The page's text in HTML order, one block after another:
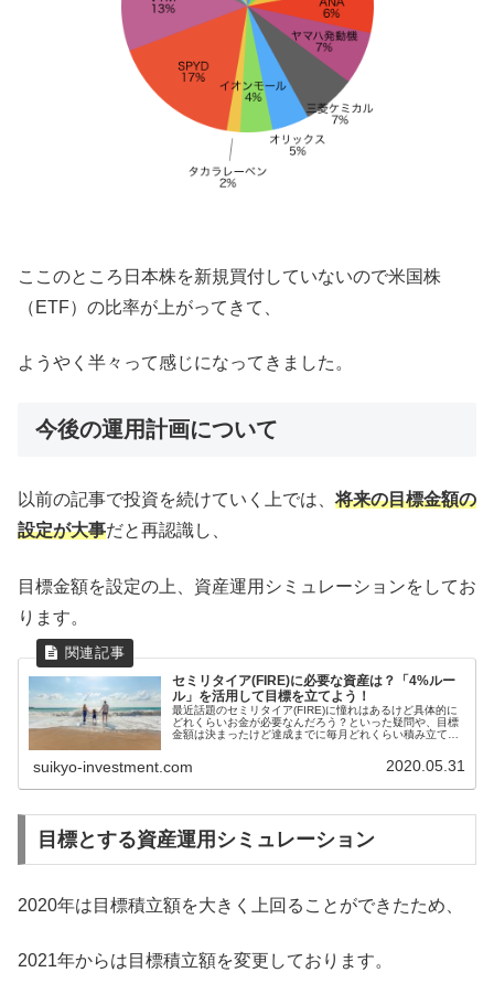
ここのところ日本株を新規買付していないので米国株
（ETF）の比率が上がってきて、
ようやく半々って感じになってきました。
今後の運用計画について
以前の記事で投資を続けていく上では、将来の目標金額の
設定が大事だと再認識し、
目標金額を設定の上、資産運用シミュレーションをしてお
ります。
セミリタイア(FIRE)に必要な資産は？「4%ルー
ル」を活用して目標を立てよう！
最近話題のセミリタイア(FIRE)に憧れはあるけど具体的に
どれくらいお金が必要なんだろう？といった疑問や、目標
金額は決まったけど達成までに毎月どれくらい積み立てて
suikyo-investment.com 2020.05.31
目標とする資産運用シミュレーション
2020年は目標積立額を大きく上回ることができたため、
2021年からは目標積立額を変更しております。